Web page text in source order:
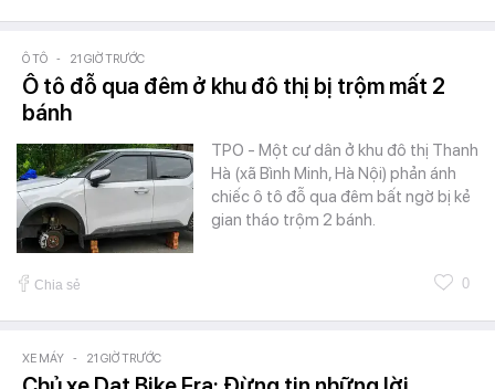
Ô TÔ - 21 GIỜ TRƯỚC
Ô tô đỗ qua đêm ở khu đô thị bị trộm mất 2
bánh
TPO - Một cư dân ở khu đô thị Thanh
Hà (xã Bình Minh, Hà Nội) phản ánh
chiếc ô tô đỗ qua đêm bất ngờ bị kẻ
gian tháo trộm 2 bánh.
Chia sẻ 0
XE MÁY - 21 GIỜ TRƯỚC